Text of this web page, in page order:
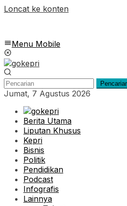
Loncat ke konten
Menu Mobile
Jumat, 7 Agustus 2026
Berita Utama
Liputan Khusus
Kepri
Bisnis
Politik
Pendidikan
Podcast
Infografis
Lainnya